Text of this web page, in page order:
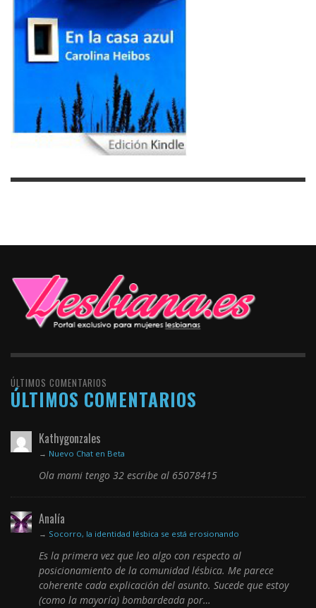
ÚLTIMOS COMENTARIOS
ÚLTIMOS COMENTARIOS
Kathygonzales
→ Nuevo Chat en Beta
Ola mami tengo 32 escribe al 65078415
Analía
→ Socorro, la identidad lésbica se está erosionando
Es la primera vez que leo algo con respecto al
posicionamiento de la comunidad lésbica. Me parece
coherente cada explicación del asunto. Sucede que estoy
(como la mayoría) bombardeada por…